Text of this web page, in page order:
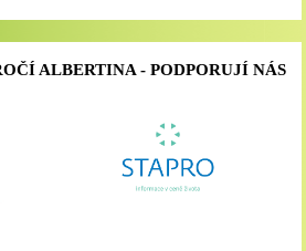
ALBERTINA - PODPORUJÍ NÁS